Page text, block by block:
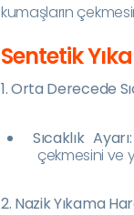
kumaşların
Sentetik
1. Orta Derecede
Sıcaklık Ayarı:
çekmesini ve
2. Nazik Yıkama